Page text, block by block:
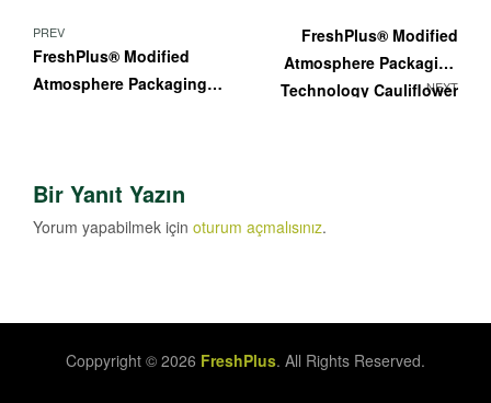
Yazı
gezinmesi
PREV
FreshPlus® Modified
Atmosphere Packaging
NEXT
FreshPlus® Modified
Atmosphere Packaging
Technology Cauliflower
Bir Yanıt Yazın
Yorum yapabilmek için oturum açmalısınız.
Coppyright © 2026 FreshPlus. All Rights Reserved.